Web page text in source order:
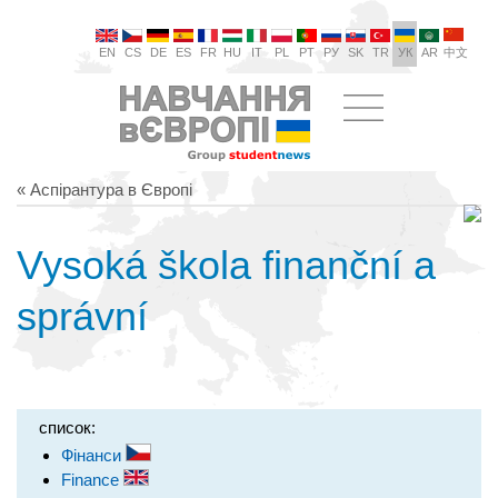
EN CS DE ES FR HU IT PL PT РУ SK TR УК AR 中文
« Аспірантура в Європі
Vysoká škola finanční a
správní
список:
Фінанси
Finance